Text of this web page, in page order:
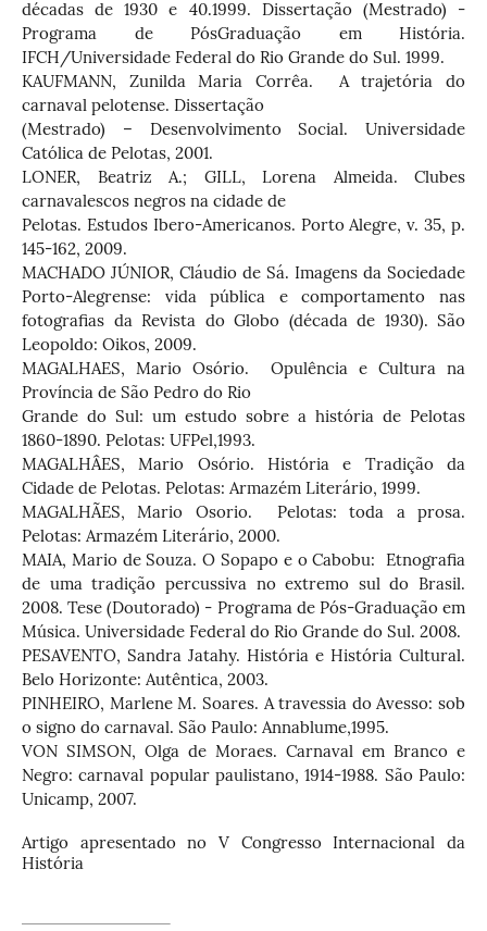
décadas de 1930 e 40.1999. Dissertação (Mestrado) -
Programa de PósGraduação em História.
IFCH/Universidade Federal do Rio Grande do Sul. 1999.
KAUFMANN, Zunilda Maria Corrêa. A trajetória do
carnaval pelotense. Dissertação
(Mestrado) – Desenvolvimento Social. Universidade
Católica de Pelotas, 2001.
LONER, Beatriz A.; GILL, Lorena Almeida. Clubes
carnavalescos negros na cidade de
Pelotas. Estudos Ibero-Americanos. Porto Alegre, v. 35, p.
145-162, 2009.
MACHADO JÚNIOR, Cláudio de Sá. Imagens da Sociedade
Porto-Alegrense: vida pública e comportamento nas
fotografias da Revista do Globo (década de 1930). São
Leopoldo: Oikos, 2009.
MAGALHAES, Mario Osório. Opulência e Cultura na
Província de São Pedro do Rio
Grande do Sul: um estudo sobre a história de Pelotas
1860-1890. Pelotas: UFPel,1993.
MAGALHÂES, Mario Osório. História e Tradição da
Cidade de Pelotas. Pelotas: Armazém Literário, 1999.
MAGALHÃES, Mario Osorio. Pelotas: toda a prosa.
Pelotas: Armazém Literário, 2000.
MAIA, Mario de Souza. O Sopapo e o Cabobu: Etnografia
de uma tradição percussiva no extremo sul do Brasil.
2008. Tese (Doutorado) - Programa de Pós-Graduação em
Música. Universidade Federal do Rio Grande do Sul. 2008.
PESAVENTO, Sandra Jatahy. História e História Cultural.
Belo Horizonte: Autêntica, 2003.
PINHEIRO, Marlene M. Soares. A travessia do Avesso: sob
o signo do carnaval. São Paulo: Annablume,1995.
VON SIMSON, Olga de Moraes. Carnaval em Branco e
Negro: carnaval popular paulistano, 1914-1988. São Paulo:
Unicamp, 2007.
Artigo apresentado no V Congresso Internacional da
História